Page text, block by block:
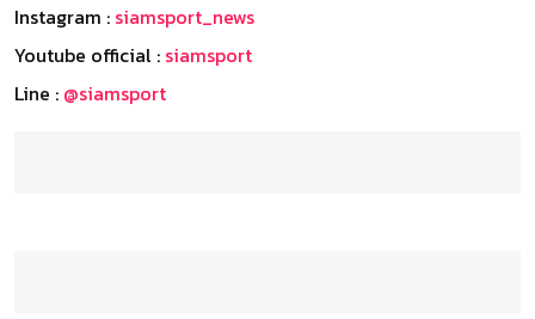
Instagram : siamsport_news
Youtube official : siamsport
Line : @siamsport